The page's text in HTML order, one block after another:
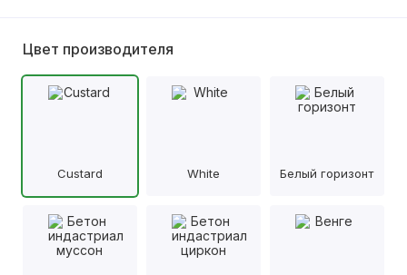
Цвет производителя
Custard White Белый горизонт